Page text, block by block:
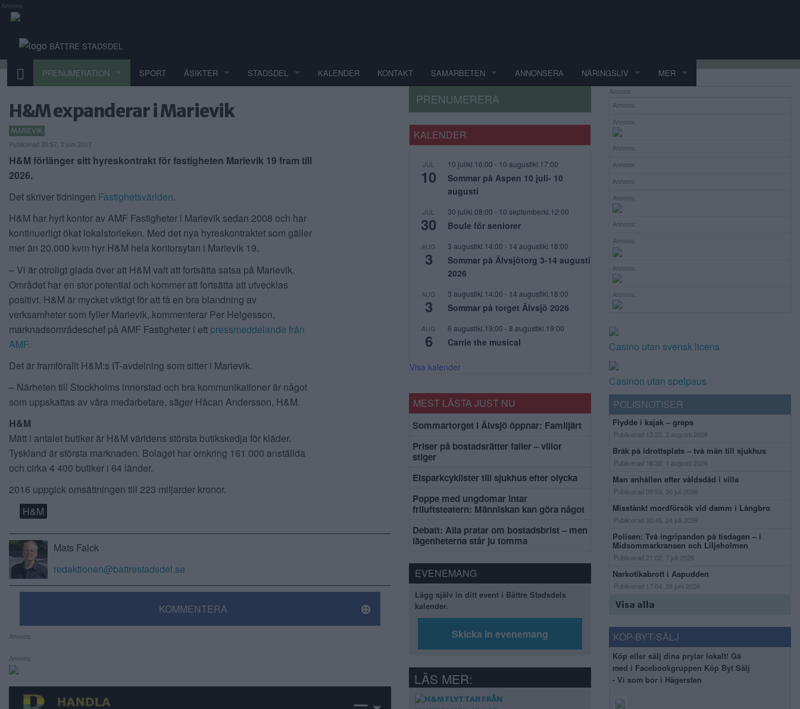
Annons:
BÄTTRE STADSDEL
PRENUMERATION SPORT ÅSIKTER STADSDEL KALENDER KONTAKT SAMARBETEN ANNONSERA NÄRINGSLIV MER
H&M expanderar i Marievik
MARIEVIK
Publicerad 20:57, 2 juni 2017
H&M förlänger sitt hyreskontrakt för fastigheten Marievik 19 fram till
2026.
Det skriver tidningen Fastighetsvärlden.
H&M har hyrt kontor av AMF Fastigheter i Marievik sedan 2008 och har
kontinuerligt ökat lokalstorleken. Med det nya hyreskontraktet som gäller
mer än 20.000 kvm hyr H&M hela kontorsytan i Marievik 19.
– Vi är otroligt glada över att H&M valt att fortsätta satsa på Marievik.
Området har en stor potential och kommer att fortsätta att utvecklas
positivt. H&M är mycket viktigt för att få en bra blandning av
verksamheter som fyller Marievik, kommenterar Per Helgesson,
marknadsområdeschef på AMF Fastigheter i ett pressmeddelande från
AMF.
Det är framförallt H&M:s IT-avdelning som sitter i Marievik.
– Närheten till Stockholms innerstad och bra kommunikationer är något
som uppskattas av våra medarbetare, säger Håcan Andersson, H&M.
H&M
Mätt i antalet butiker är H&M världens största butikskedja för kläder.
Tyskland är största marknaden. Bolaget har omkring 161 000 anställda
och cirka 4 400 butiker i 64 länder.
2016 uppgick omsättningen till 223 miljarder kronor.
H&M
Mats Falck
redaktionen@battrestadsdel.se
KOMMENTERA
Annons:
Annons:
PRENUMERERA
KALENDER
JUL
10
10 julikl.16:00 - 10 augustikl.17:00
Sommar på Aspen 10 juli- 10
augusti
JUL
30
30 julikl.08:00 - 10 septemberkl.12:00
Boule för seniorer
AUG
3
3 augustikl.14:00 - 14 augustikl.18:00
Sommar på Älvsjötorg 3-14 augusti
2026
AUG
3
3 augustikl.14:00 - 14 augustikl.18:00
Sommar på torget Älvsjö 2026
AUG
6
6 augustikl.19:00 - 8 augustikl.19:00
Carrie the musical
Visa kalender
MEST LÄSTA JUST NU
Sommartorget i Älvsjö öppnar: Familjärt
Priser på bostadsrätter faller – villor
stiger
Elsparkcyklister till sjukhus efter olycka
Poppe med ungdomar intar
friluftsteatern: Människan kan göra något
Debatt: Alla pratar om bostadsbrist – men
lägenheterna står ju tomma
EVENEMANG
Lägg själv in ditt event i Bättre Stadsdels
kalender.
Skicka in evenemang
LÄS MER:
Annons:
Annons:
Annons:
Annons:
Annons:
Annons:
Annons:
Annons:
Annons:
Annons:
Annons:
Casino utan svensk licens
Casinon utan spelpaus
POLISNOTISER
Flydde i kajak – greps
Publicerad 13:35, 2 augusti 2026
Bråk på idrottsplats – två män till sjukhus
Publicerad 16:30, 1 augusti 2026
Man anhållen efter våldsdåd i villa
Publicerad 09:53, 30 juli 2026
Misstänkt mordförsök vid damm i Långbro
Publicerad 20:45, 24 juli 2026
Polisen: Två ingripanden på tisdagen – i
Midsommarkransen och Liljeholmen
Publicerad 21:02, 7 juli 2026
Narkotikabrott i Aspudden
Publicerad 17:04, 28 juni 2026
Visa alla
KÖP-BYT-SÄLJ
Köp eller sälj dina prylar lokalt! Gå
med i Facebookgruppen Köp Byt Sälj
- Vi som bor i Hägersten